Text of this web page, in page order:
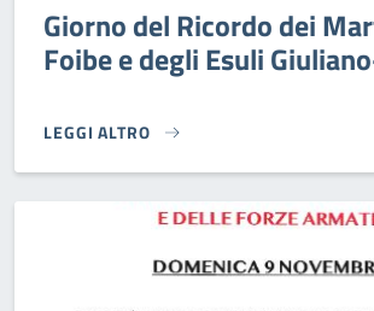
Giorno del Ricordo dei
Foibe e degli Esuli
LEGGI ALTRO
GIORNO DEL RICORDO DEI MARTIRI